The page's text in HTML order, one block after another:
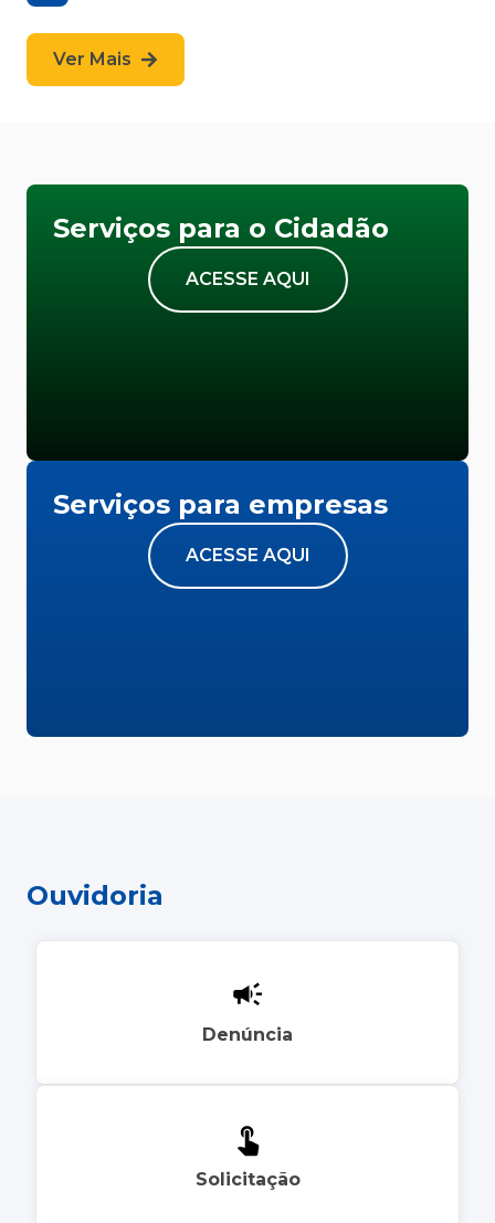
Ver Mais
Serviços para o Cidadão
ACESSE AQUI
Serviços para empresas
ACESSE AQUI
Ouvidoria
Denúncia
Solicitação